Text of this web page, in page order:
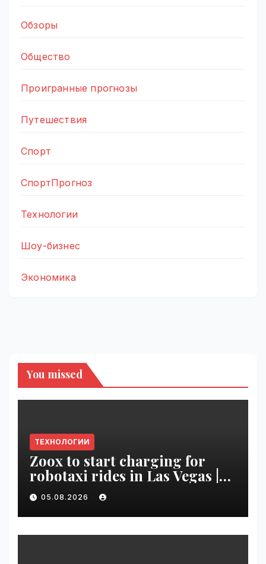
Обзоры
Общество
Проигранные прогнозы
Путешествия
Спорт
СпортПрогноз
Технологии
Шоу-бизнес
Экономика
You missed
ТЕХНОЛОГИИ
Zoox to start charging for
robotaxi rides in Las Vegas |
VseTime.ru
05.08.2026